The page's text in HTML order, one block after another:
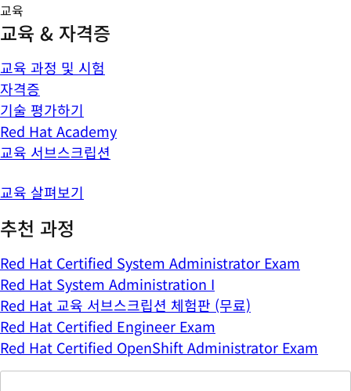
교육
교육 & 자격증
교육 과정 및 시험
자격증
기술 평가하기
Red Hat Academy
교육 서브스크립션
교육 살펴보기
추천 과정
Red Hat Certified System Administrator Exam
Red Hat System Administration I
Red Hat 교육 서브스크립션 체험판 (무료)
Red Hat Certified Engineer Exam
Red Hat Certified OpenShift Administrator Exam